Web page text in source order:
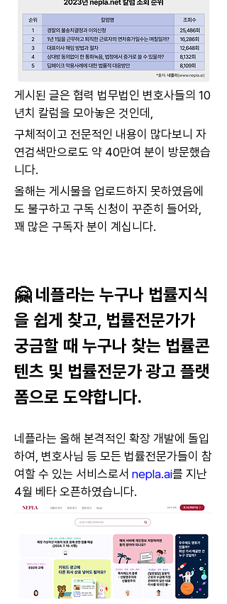
게시된 글은 협력 법무법인 변호사들의 10
년치 칼럼을 모아놓은 것인데,
구체적이고 전문적인 내용이 많다보니 자
연검색만으로도 약 40만여 분이 방문했습
니다.
올해는 게시물을 업로드하지 못하였음에
도 불구하고 구독 신청이 꾸준히 들어와,
꽤 많은 구독자 분이 계십니다.
🤗 네플라는 누구나 법률지식
을 쉽게 찾고, 법률전문가가
궁금할 때 누구나 찾는 법률콘
텐츠 및 법률전문가 광고 플랫
폼으로 도약합니다.
네플라는 올해 본격적인 확장 개발에 돌입
하여, 변호사님 등 모든 법률전문가들이 참
여할 수 있는 서비스로서 nepla.ai를 지난
4월 베타 오픈하였습니다.